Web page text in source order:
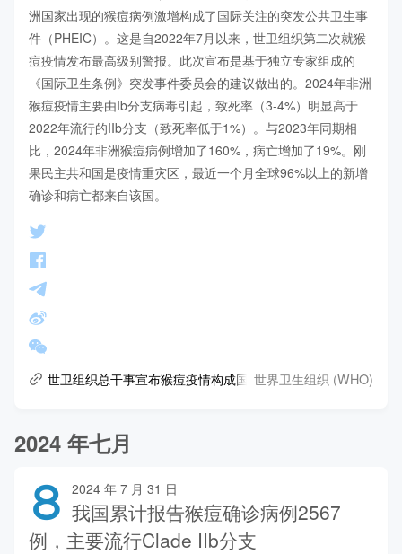
洲国家出现的猴痘病例激增构成了国际关注的突发公共卫生事
件（PHEIC）。这是自2022年7月以来，世卫组织第二次就猴
痘疫情发布最高级别警报。此次宣布是基于独立专家组成的
《国际卫生条例》突发事件委员会的建议做出的。2024年非洲
猴痘疫情主要由Ib分支病毒引起，致死率（3-4%）明显高于
2022年流行的IIb分支（致死率低于1%）。与2023年同期相
比，2024年非洲猴痘病例增加了160%，病亡增加了19%。刚
果民主共和国是疫情重灾区，最近一个月全球96%以上的新增
确诊和病亡都来自该国。
世卫组织总干事宣布猴痘疫情构成国际关注的突发公共卫生事件
世界卫生组织 (WHO)
2024 年七月
8 2024 年 7 月 31 日
我国累计报告猴痘确诊病例2567
例，主要流行Clade IIb分支